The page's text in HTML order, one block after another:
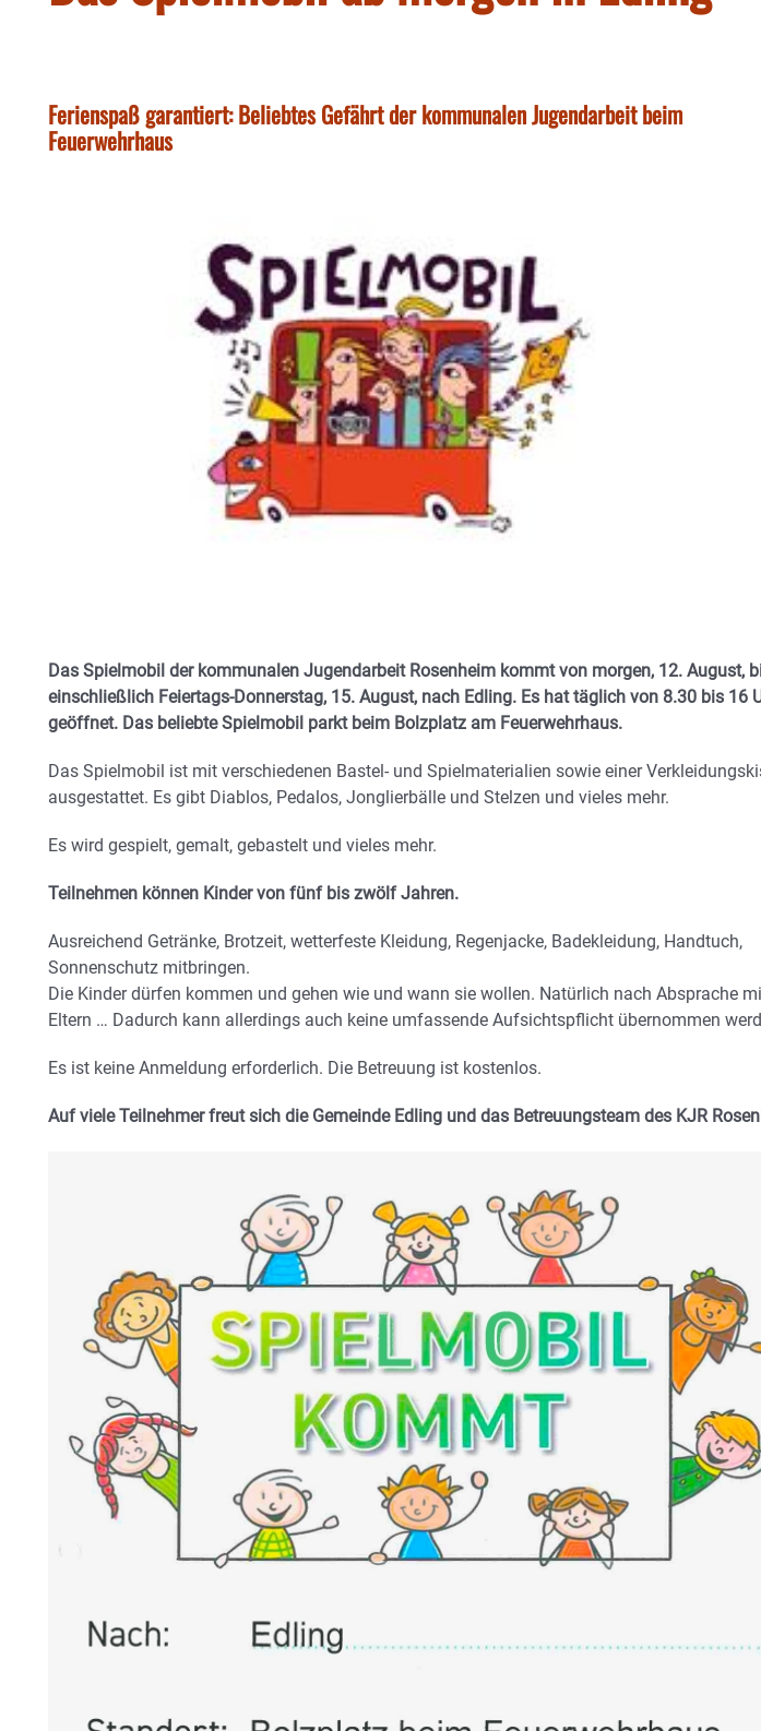
Ferienspaß garantiert: Beliebtes Gefährt der kommunalen Jugendarbeit beim
Feuerwehrhaus
Das Spielmobil der kommunalen Jugendarbeit Rosenheim kommt von morgen, 12. August,
einschließlich Feiertags-Donnerstag, 15. August, nach Edling. Es hat täglich von 8.30 bis 16
geöffnet. Das beliebte Spielmobil parkt beim Bolzplatz am Feuerwehrhaus.
Das Spielmobil ist mit verschiedenen Bastel- und Spielmaterialien sowie einer
ausgestattet. Es gibt Diablos, Pedalos, Jonglierbälle und Stelzen und vieles mehr.
Es wird gespielt, gemalt, gebastelt und vieles mehr.
Teilnehmen können Kinder von fünf bis zwölf Jahren.
Ausreichend Getränke, Brotzeit, wetterfeste Kleidung, Regenjacke, Badekleidung, Handtuch,
Sonnenschutz mitbringen.
Die Kinder dürfen kommen und gehen wie und wann sie wollen. Natürlich nach Absprache
Eltern … Dadurch kann allerdings auch keine umfassende Aufsichtspflicht übernommen
Es ist keine Anmeldung erforderlich. Die Betreuung ist kostenlos.
Auf viele Teilnehmer freut sich die Gemeinde Edling und das Betreuungsteam des KJR